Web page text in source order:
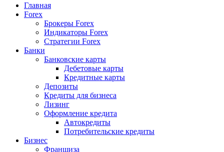
Главная
Forex
Брокеры Forex
Индикаторы Forex
Стратегии Forex
Банки
Банковские карты
Дебетовые карты
Кредитные карты
Депозиты
Кредиты для бизнеса
Лизинг
Оформление кредита
Автокредиты
Потребительские кредиты
Бизнес
Франшиза